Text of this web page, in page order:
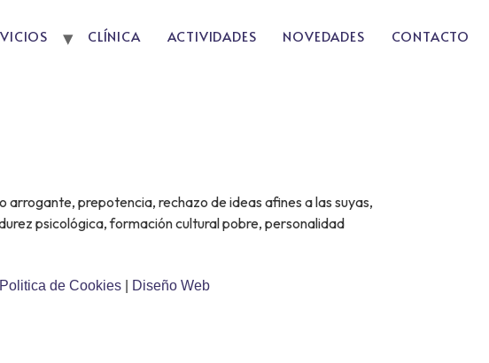
CLÍNICA ACTIVIDADES NOVEDADES CONTACTO
prepotencia, rechazo de ideas afines a las suyas,
psicológica, formación cultural pobre, personalidad
Politica de Cookies Diseño Web